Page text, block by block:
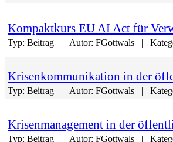
Kompaktkurs EU AI Act für
Typ: Beitrag Autor: FGottwals
Krisenkommunikation in der
Typ: Beitrag Autor: FGottwals
Krisenmanagement in der
Typ: Beitrag Autor: FGottwals